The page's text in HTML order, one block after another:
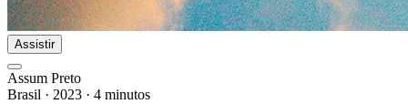
Assistir
Assum Preto
Brasil · 2023 · 4 minutos